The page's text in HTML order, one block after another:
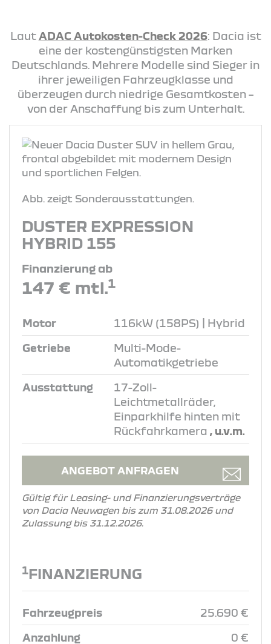
Laut ADAC Autokosten-Check 2026: Dacia ist
eine der kostengünstigsten Marken
Deutschlands. Mehrere Modelle sind Sieger in
ihrer jeweiligen Fahrzeugklasse und
überzeugen durch niedrige Gesamtkosten –
von der Anschaffung bis zum Unterhalt.
Abb. zeigt Sonderausstattungen.
DUSTER EXPRESSION
HYBRID 155
Finanzierung ab
147 € mtl.1
Motor 116kW (158PS) | Hybrid
Getriebe
Multi-Mode-
Automatikgetriebe
Ausstattung
17-Zoll-
Leichtmetallräder,
Einparkhilfe hinten mit
Rückfahrkamera , u.v.m.
ANGEBOT ANFRAGEN
Gültig für Leasing- und Finanzierungsverträge
von Dacia Neuwagen bis zum 31.08.2026 und
Zulassung bis 31.12.2026.
1FINANZIERUNG
Fahrzeugpreis 25.690 €
Anzahlung 0 €